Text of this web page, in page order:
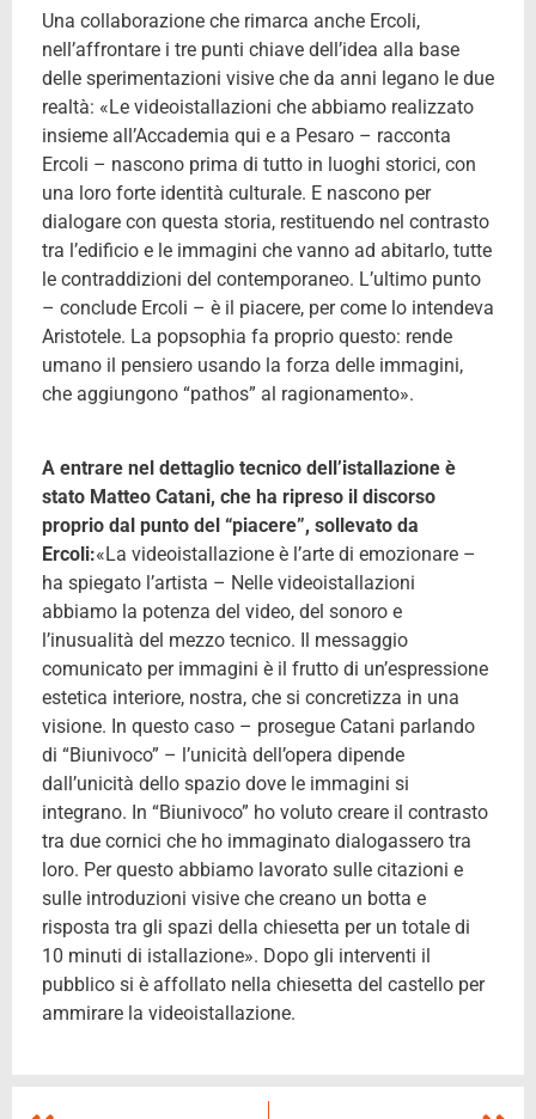
Una collaborazione che rimarca anche Ercoli,
nell’affrontare i tre punti chiave dell’idea alla base
delle sperimentazioni visive che da anni legano le due
realtà: «Le videoistallazioni che abbiamo realizzato
insieme all’Accademia qui e a Pesaro – racconta
Ercoli – nascono prima di tutto in luoghi storici, con
una loro forte identità culturale. E nascono per
dialogare con questa storia, restituendo nel contrasto
tra l’edificio e le immagini che vanno ad abitarlo, tutte
le contraddizioni del contemporaneo. L’ultimo punto
– conclude Ercoli – è il piacere, per come lo intendeva
Aristotele. La popsophia fa proprio questo: rende
umano il pensiero usando la forza delle immagini,
che aggiungono “pathos” al ragionamento».
A entrare nel dettaglio tecnico dell’istallazione è
stato Matteo Catani, che ha ripreso il discorso
proprio dal punto del “piacere”, sollevato da
Ercoli:«La videoistallazione è l’arte di emozionare –
ha spiegato l’artista – Nelle videoistallazioni
abbiamo la potenza del video, del sonoro e
l’inusualità del mezzo tecnico. Il messaggio
comunicato per immagini è il frutto di un’espressione
estetica interiore, nostra, che si concretizza in una
visione. In questo caso – prosegue Catani parlando
di “Biunivoco” – l’unicità dell’opera dipende
dall’unicità dello spazio dove le immagini si
integrano. In “Biunivoco” ho voluto creare il contrasto
tra due cornici che ho immaginato dialogassero tra
loro. Per questo abbiamo lavorato sulle citazioni e
sulle introduzioni visive che creano un botta e
risposta tra gli spazi della chiesetta per un totale di
10 minuti di istallazione». Dopo gli interventi il
pubblico si è affollato nella chiesetta del castello per
ammirare la videoistallazione.